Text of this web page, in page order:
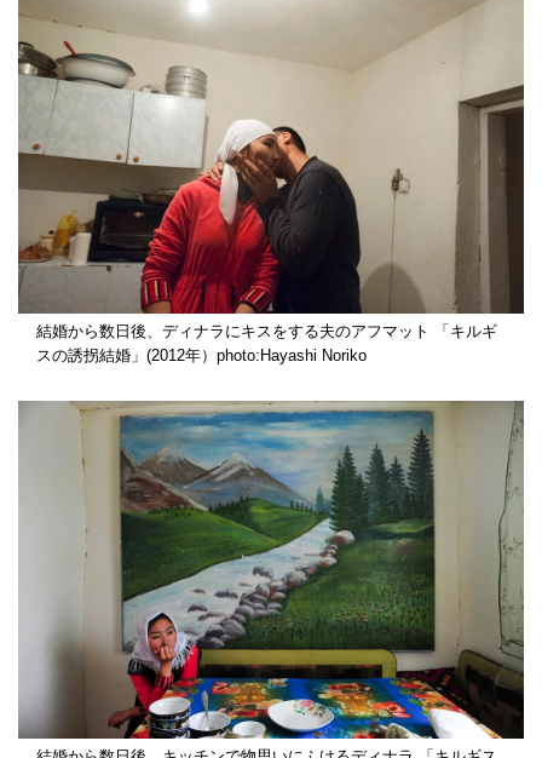
結婚から数日後、ディナラにキスをする夫のアフマット 「キルギ
スの誘拐結婚」(2012年）photo:Hayashi Noriko